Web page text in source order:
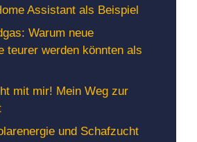
Assistant als Beispiel
Warum neue
teurer werden könnten als
mit mir! Mein Weg zur
und Schafzucht